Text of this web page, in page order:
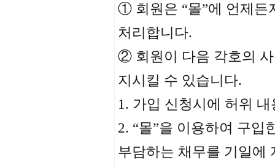
① 회원은 “몰”에 언제든
처리합니다.
② 회원이 다음 각호의 사
지시킬 수 있습니다.
1. 가입 신청시에 허위
2. “몰”을 이용하여 구입
부담하는 채무를 기일에